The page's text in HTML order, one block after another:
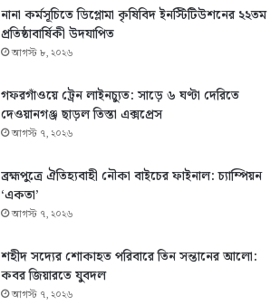
নানা কর্মসূচিতে ডিপ্লোমা কৃষিবিদ ইনস্টিটিউশনের ২২তম
প্রতিষ্ঠাবার্ষিকী উদযাপিত
আগস্ট ৮, ২০২৬
গফরগাঁওয়ে ট্রেন লাইনচ্যুত: সাড়ে ৬ ঘণ্টা দেরিতে
দেওয়ানগঞ্জ ছাড়ল তিস্তা এক্সপ্রেস
আগস্ট ৭, ২০২৬
ব্রহ্মপুত্রে ঐতিহ্যবাহী নৌকা বাইচের ফাইনাল: চ্যাম্পিয়ন
‘একতা’
আগস্ট ৭, ২০২৬
শহীদ সদ্যের শোকাহত পরিবারে তিন সন্তানের আলো:
কবর জিয়ারতে যুবদল
আগস্ট ৭, ২০২৬